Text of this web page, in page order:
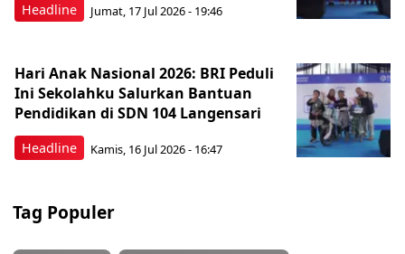
Headline Jumat, 17 Jul 2026 - 19:46
Headline
Hari Anak Nasional 2026: BRI Peduli
Ini Sekolahku Salurkan Bantuan
Pendidikan di SDN 104 Langensari
Kamis, 16 Jul 2026 - 16:47
Tag Populer